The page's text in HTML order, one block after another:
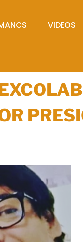
VIDEOS